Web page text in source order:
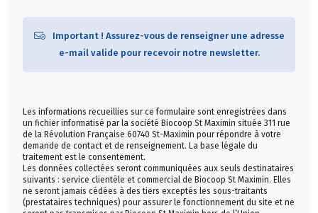
Important ! Assurez-vous de renseigner une adresse
e-mail valide pour recevoir notre newsletter.
Les informations recueillies sur ce formulaire sont enregistrées dans
un fichier informatisé par la société Biocoop St Maximin située 311 rue
de la Révolution Française 60740 St-Maximin pour répondre à votre
demande de contact et de renseignement. La base légale du
traitement est le consentement.
Les données collectées seront communiquées aux seuls destinataires
suivants : service clientèle et commercial de Biocoop St Maximin. Elles
ne seront jamais cédées à des tiers exceptés les sous-traitants
(prestataires techniques) pour assurer le fonctionnement du site et ne